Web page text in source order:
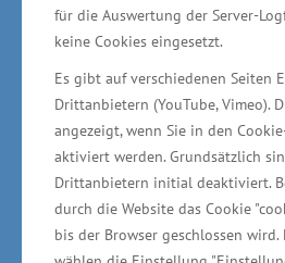
für die Auswertung der Server-
keine Cookies eingesetzt.
Es gibt auf verschiedenen Seiten
Drittanbietern (YouTube, Vimeo).
angezeigt, wenn Sie in den
aktiviert werden. Grundsätzlich
Drittanbietern initial deaktiviert.
durch die Website das Cookie
bis der Browser geschlossen wird.
speziellen
stabiler und langlebiger zu
herkömmliche 3D-
Schichtbauweise oft
Richtungen aufweisen, soll
die Festigkeit der Bauteile
schichtübergreifende
erhöhen. Die entwickelte